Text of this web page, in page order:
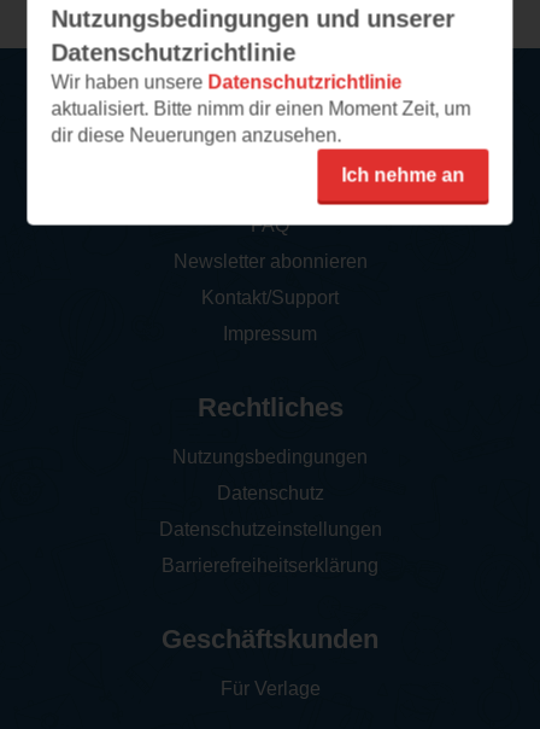
Nutzungsbedingungen und unserer
Datenschutzrichtlinie
Wir haben unsere Datenschutzrichtlinie
aktualisiert. Bitte nimm dir einen Moment Zeit, um
dir diese Neuerungen anzusehen.
Ich nehme an
Service
FAQ
Newsletter abonnieren
Kontakt/Support
Impressum
Rechtliches
Nutzungsbedingungen
Datenschutz
Datenschutzeinstellungen
Barrierefreiheitserklärung
Geschäftskunden
Für Verlage